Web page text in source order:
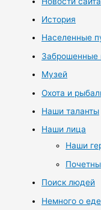
История
Населенные
Заброшенные
Музей
Охота и
Наши таланты
Наши лица
Наши
Поиск людей
Немного о еде